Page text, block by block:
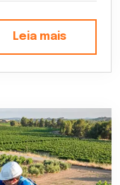
Leia mais